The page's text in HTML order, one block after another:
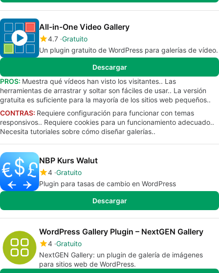
All-in-One Video Gallery
4.7 Gratuito
Un plugin gratuito de WordPress para galerías de vídeo.
Descargar
PROS: Muestra qué vídeos han visto los visitantes.. Las
herramientas de arrastrar y soltar son fáciles de usar.. La versión
gratuita es suficiente para la mayoría de los sitios web pequeños..
CONTRAS: Requiere configuración para funcionar con temas
responsivos.. Requiere cookies para un funcionamiento adecuado..
Necesita tutoriales sobre cómo diseñar galerías..
NBP Kurs Walut
4 Gratuito
Plugin para tasas de cambio en WordPress
Descargar
WordPress Gallery Plugin – NextGEN Gallery
4 Gratuito
NextGEN Gallery: un plugin de galería de imágenes
para sitios web de WordPress.